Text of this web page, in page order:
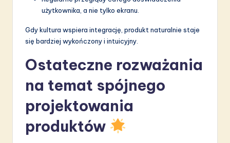
użytkownika, a nie tylko ekranu.
Gdy kultura wspiera integrację, produkt naturalnie staje
się bardziej wykończony i intuicyjny.
Ostateczne rozważania
na temat spójnego
projektowania
produktów